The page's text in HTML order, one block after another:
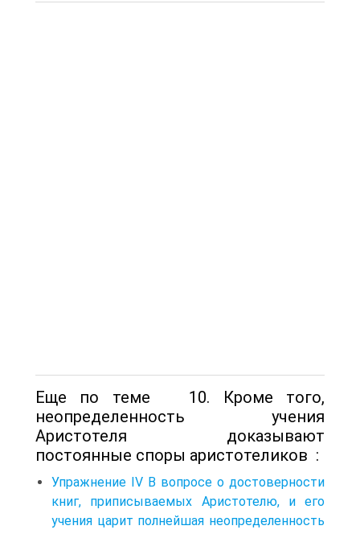
Еще по теме 10. Кроме того,
неопределенность учения
Аристотеля доказывают
постоянные споры аристотеликов :
Упражнение IV В вопросе о достоверности
книг, приписываемых Аристотелю, и его
учения царит полнейшая неопределенность